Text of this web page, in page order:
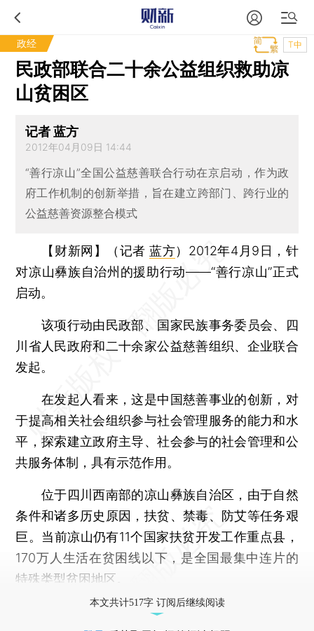
政经 T中
民政部联合二十余公益组织救助凉
山贫困区
记者 蓝方
2012年04月09日 14:44
“善行凉山”全国公益慈善联合行动在京启动，作为政
府工作机制的创新举措，旨在建立跨部门、跨行业的
公益慈善资源整合模式
【财新网】（记者蓝方） 2012年4月9日，针
对凉山彝族自治州的援助行动——“善行凉山”正式
启动。
该项行动由民政部、国家民族事务委员会、四
川省人民政府和二十余家公益慈善组织、企业联合
发起。
在发起人看来，这是中国慈善事业的创新，对
于提高相关社会组织参与社会管理服务的能力和水
平，探索建立政府主导、社会参与的社会管理和公
共服务体制，具有示范作用。
位于四川西南部的凉山彝族自治区，由于自然
条件和诸多历史原因，扶贫、禁毒、防艾等任务艰
巨。当前凉山仍有11个国家扶贫开发工作重点县，
170万人生活在贫困线以下，是全国最集中连片的
特殊类型贫困地区。
本文共计517字 订阅后继续阅读